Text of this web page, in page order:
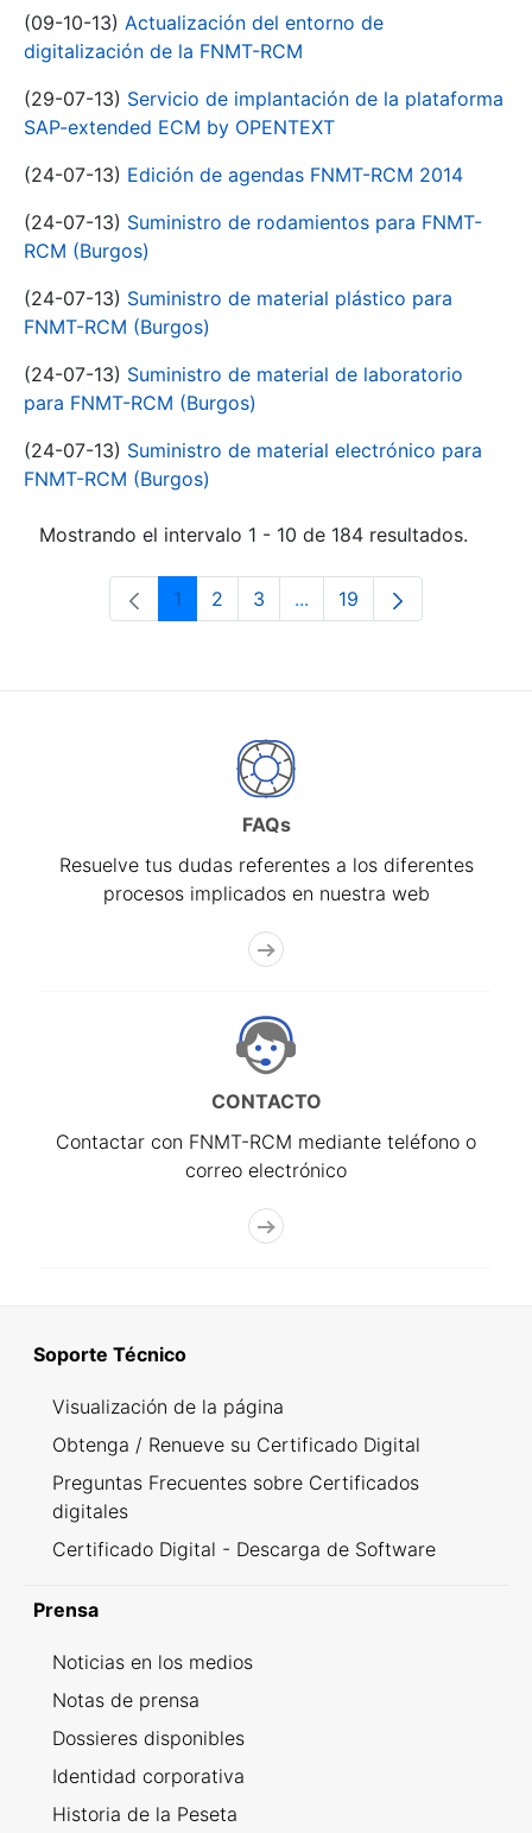
(09-10-13) Actualización del entorno de
digitalización de la FNMT-RCM
(29-07-13) Servicio de implantación de la plataforma
SAP-extended ECM by OPENTEXT
(24-07-13) Edición de agendas FNMT-RCM 2014
(24-07-13) Suministro de rodamientos para FNMT-
RCM (Burgos)
(24-07-13) Suministro de material plástico para
FNMT-RCM (Burgos)
(24-07-13) Suministro de material de laboratorio
para FNMT-RCM (Burgos)
(24-07-13) Suministro de material electrónico para
FNMT-RCM (Burgos)
Mostrando el intervalo 1 - 10 de 184 resultados.
Página
1 Página
2 Página
3 ...Páginas intermedias Use
Página
19
FAQs
Resuelve tus dudas referentes a los diferentes
procesos implicados en nuestra web
CONTACTO
Contactar con FNMT-RCM mediante teléfono o
correo electrónico
Soporte Técnico
Visualización de la página
Obtenga / Renueve su Certificado Digital
Preguntas Frecuentes sobre Certificados
digitales
Certificado Digital - Descarga de Software
Prensa
Noticias en los medios
Notas de prensa
Dossieres disponibles
Identidad corporativa
Historia de la Peseta